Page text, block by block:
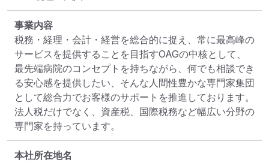
事業内容
税務・経理・会計・経営を総合的に捉え、常に最高峰の
サービスを提供することを目指すOAGの中核として、
最先端病院のコンセプトを持ちながら、何でも相談でき
る安心感を提供したい、そんな人間性豊かな専門家集団
として総合力でお客様のサポートを推進しております。
法人税だけでなく、資産税、国際税務など幅広い分野の
専門家を持っています。
本社所在地名